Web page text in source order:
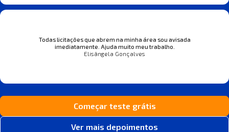
Todas licitações que abrem na minha área sou avisada
imediatamente. Ajuda muito meu trabalho.
Elisângela Gonçalves
Começar teste grátis
Ver mais depoimentos